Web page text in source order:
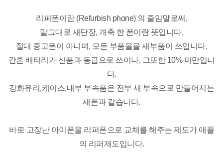
리퍼폰이란 (Refurbish phone) 의 줄임말로써,
말그대로 새단장, 개축 한 폰이란 뜻입니다.
절대 중고폰이 아니며, 모든 부품을을 새부품이 쓰입니다.
간혼 배터리가 신품과 동급으로 쓰이나, 그또한 10% 미만입니
다.
강화유리,케이스,내부 부속품은 전부 새 부속으로 만들어지는
새폰과 같습니다.
바로 고장난 아이폰을 리퍼폰으로 교체를 해주는 제도가 애플
의 리퍼제도입니다.